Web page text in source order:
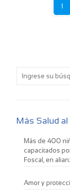
1
Más Salud al
Más de 400
capacitados
Foscal, en
Amor y